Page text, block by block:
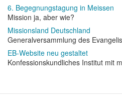
6. Begegnungstagung in Meissen
Mission ja, aber wie?
Missionsland Deutschland
Generalversammlung des
EB-Website neu gestaltet
Konfessionskundliches Institut mit